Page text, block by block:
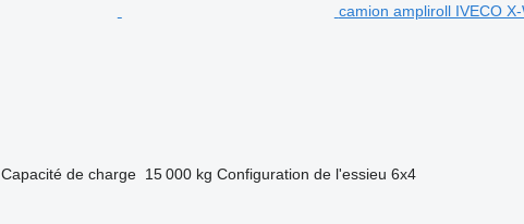
camion ampliroll IVECO
Capacité de charge 15 000 kg Configuration de l'essieu 6x4